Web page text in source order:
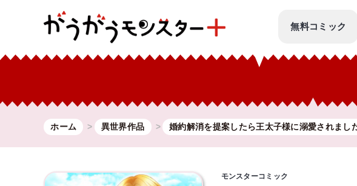
無料コミック
ホーム 異世界作品 婚約解消を提案したら王太子様に溺愛されま
モンスターコミック